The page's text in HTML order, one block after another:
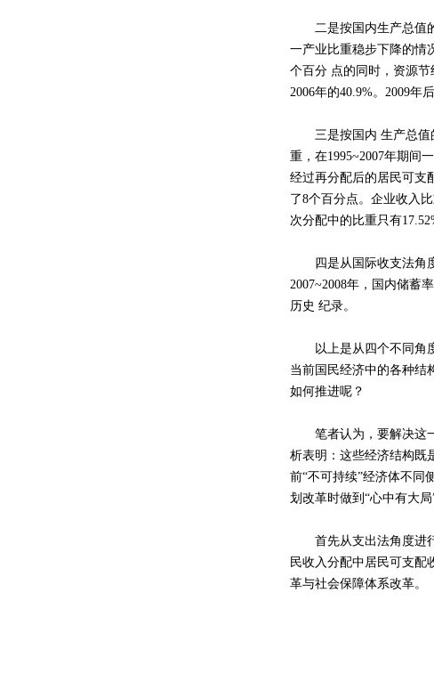
二是按国内生产总值的
一产业比重稳步下降的情
个百分 点的同时，资源节
2006年的40.9%。2009年
三是按国内 生产总值的
重，在1995~2007年期间
经过再分配后的居民可支
了8个百分点。企业收入
次分配中的比重只有
四是从国际收支法角度
2007~2008年，国内储蓄
历史 纪录。
以上是从四个不同角度
当前国民经济中的各种结
如何推进呢？
笔者认为，要解决这一
析表明：这些经济结构既
前“不可持续”经济体不同
划改革时做到“心中有大局
首先从支出法角度进行
民收入分配中居民可支配
革与社会保障体系改革。